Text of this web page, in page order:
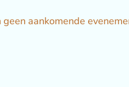
geen aankomende